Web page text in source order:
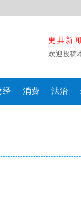
更具新
欢迎投稿
经 消费 法治